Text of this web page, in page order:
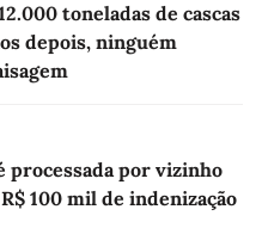
toneladas de cascas
depois, ninguém
processada por vizinho
100 mil de indenização